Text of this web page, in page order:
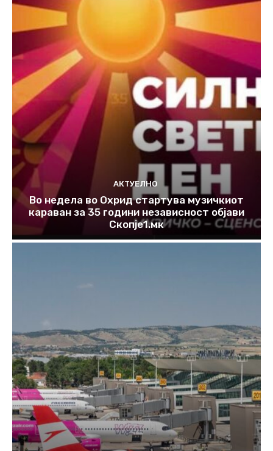
АКТУЕЛНО
Во недела во Охрид стартува музичкиот
караван за 35 години независност објави
Скопје1.мк